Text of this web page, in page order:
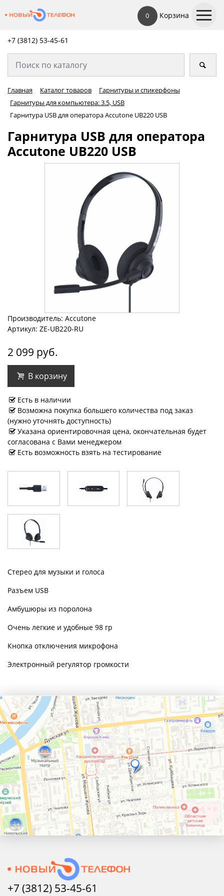
0 Корзина
+7 (3812) 53-45-61
Главная Каталог товаров
Гарнитуры и спикерфоны
Гарнитуры для компьютера: 3.5, USB
Гарнитура USB для оператора Accutone UB220 USB
Гарнитура USB для оператора
Accutone UB220 USB
Производитель: Accutone
Артикул: ZE-UB220-RU
2 099 руб.
В корзину
Есть в наличии
Возможна покупка большего количества под заказ
(нужно уточнять доступность)
Указана ориентировочная цена, окончательная будет
согласована с Вами менеджером
Есть возможность взять на тестирование
Стерео для музыки и голоса
Разъем USB
Амбушюры из поролона
Очень легкие и удобные 98 гр
Кнопка отключения микрофона
Электронный регулятор громкости
+7 (3812) 53-45-61